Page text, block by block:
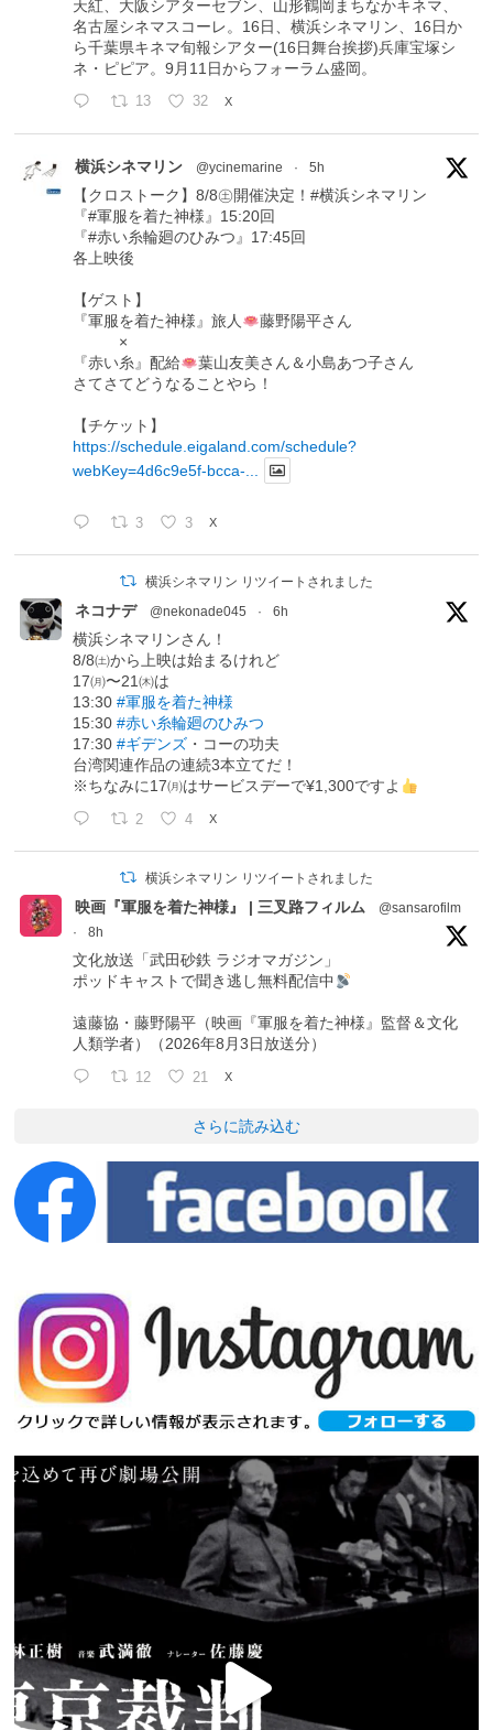
天紅、大阪シアターセブン、山形鶴岡まちなかキネマ、
名古屋シネマスコーレ。16日、横浜シネマリン、16日か
ら千葉県キネマ旬報シアター(16日舞台挨拶)兵庫宝塚シ
ネ・ピピア。9月11日からフォーラム盛岡。
13 32 X
横浜シネマリン @ycinemarine · 5h
【クロストーク】8/8㊏開催決定！#横浜シネマリン
『#軍服を着た神様』15:20回
『#赤い糸輪廻のひみつ』17:45回
各上映後
【ゲスト】
『軍服を着た神様』旅人
藤野陽平さん
×
『赤い糸』配給
葉山友美さん＆小島あつ子さん
さてさてどうなることやら！
【チケット】
https://schedule.eigaland.com/schedule?
webKey=4d6c9e5f-bcca-...
3 3 X
横浜シネマリン リツイートされました
ネコナデ @nekonade045 · 6h
横浜シネマリンさん！
8/8㈯から上映は始まるけれど
17㈪〜21㈭は
13:30#軍服を着た神様
15:30#赤い糸輪廻のひみつ
17:30#ギデンズ ・コーの功夫
台湾関連作品の連続3本立てだ！
※ちなみに17㈪はサービスデーで¥1,300ですよ
2 4 X
横浜シネマリン リツイートされました
映画『軍服を着た神様』 | 三叉路フィルム
@sansarofilm
·
8h
文化放送「武田砂鉄 ラジオマガジン」
ポッドキャストで聞き逃し無料配信中
遠藤協・藤野陽平（映画『軍服を着た神様』監督＆文化
人類学者）（2026年8月3日放送分）
12 21 X
さらに読み込む